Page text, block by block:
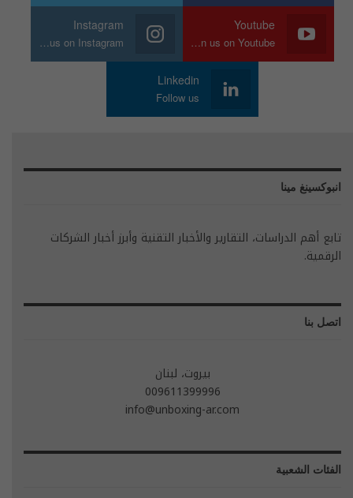
Youtube
Join us on Youtube
Instagram
Join us on Instagram
Linkedin
Follow us
انبوكسينغ مينا
تابع أهم الدراسات، التقارير والأخبار التقنية وأبرز أخبار الشركات
الرقمية.
اتصل بنا
بيروت، لبنان
009611399996
info@unboxing-ar.com
الفئات الشعبية